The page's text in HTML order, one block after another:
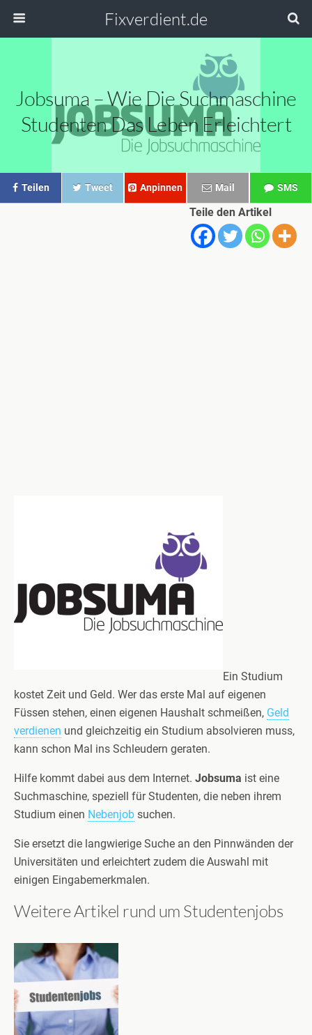
Fixverdient.de
Jobsuma – Wie Die Suchmaschine
Studenten Das Leben Erleichtert
Teilen Tweet Anpinnen Mail SMS
Teile den Artikel
Ein Studium
kostet Zeit und Geld. Wer das erste Mal auf eigenen
Füssen stehen, einen eigenen Haushalt schmeißen, Geld
verdienen und gleichzeitig ein Studium absolvieren muss,
kann schon Mal ins Schleudern geraten.
Hilfe kommt dabei aus dem Internet. Jobsuma ist eine
Suchmaschine, speziell für Studenten, die neben ihrem
Studium einen Nebenjob suchen.
Sie ersetzt die langwierige Suche an den Pinnwänden der
Universitäten und erleichtert zudem die Auswahl mit
einigen Eingabemerkmalen.
Weitere Artikel rund um Studentenjobs